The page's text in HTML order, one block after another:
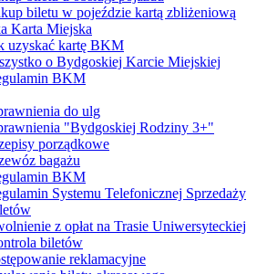
biletu w pojeździe kartą zbliżeniową
Karta Miejska
uzyskać kartę BKM
o Bydgoskiej Karcie Miejskiej
BKM
do ulg
"Bydgoskiej Rodziny 3+"
porządkowe
bagażu
BKM
Systemu Telefonicznej Sprzedaży
z opłat na Trasie Uniwersyteckiej
biletów
reklamacyjne